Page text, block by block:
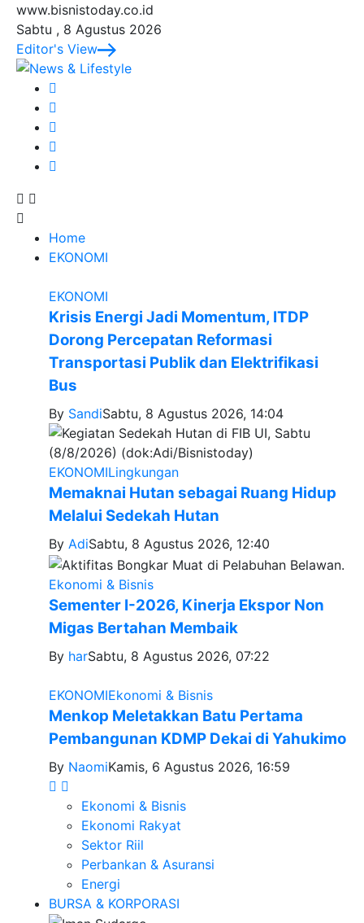
www.bisnistoday.co.id
Sabtu , 8 Agustus 2026
Editor's View
Home
EKONOMI
EKONOMI
Krisis Energi Jadi Momentum, ITDP
Dorong Percepatan Reformasi
Transportasi Publik dan Elektrifikasi
Bus
By SandiSabtu, 8 Agustus 2026, 14:04
EKONOMILingkungan
Memaknai Hutan sebagai Ruang Hidup
Melalui Sedekah Hutan
By AdiSabtu, 8 Agustus 2026, 12:40
Ekonomi & Bisnis
Sementer I-2026, Kinerja Ekspor Non
Migas Bertahan Membaik
By harSabtu, 8 Agustus 2026, 07:22
EKONOMIEkonomi & Bisnis
Menkop Meletakkan Batu Pertama
Pembangunan KDMP Dekai di Yahukimo
By NaomiKamis, 6 Agustus 2026, 16:59
Ekonomi & Bisnis
Ekonomi Rakyat
Sektor Riil
Perbankan & Asuransi
Energi
BURSA & KORPORASI